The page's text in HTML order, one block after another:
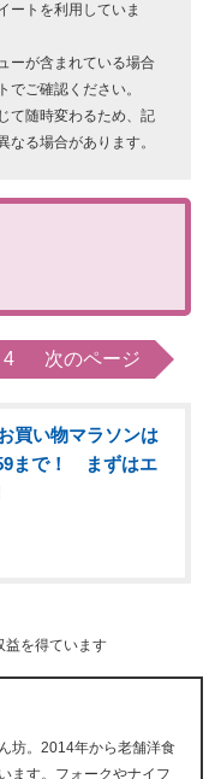
ートを利用していま
ーが含まれている場合
ご確認ください。
て随時変わるため、記
る場合があります。
4 次のページ
買い物マラソンは
まで！ まずはエ
益を得ています
坊。2014年から老舗洋食
ます。フォークやナイフ